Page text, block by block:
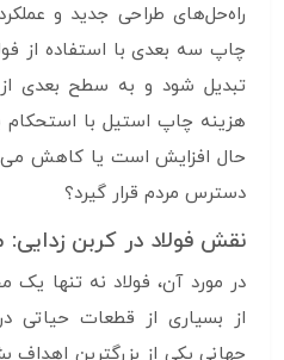
راه‌حل‌های طراحی جدید و
چاپ سه بعدی با استفاده از
تبدیل شود و به سطح بعدی
هزینه چاپ استیل با استحکام
حال افزایش است یا کاهش می
دسترس مردم قرار گیرد؟
نقش فولاد در کربن
در مورد آن، فولاد نه تنها
از بسیاری از قطعات حیاتی
جهانی یکی از بزرگترین اهداف